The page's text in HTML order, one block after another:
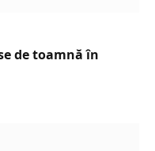
de toamnă în